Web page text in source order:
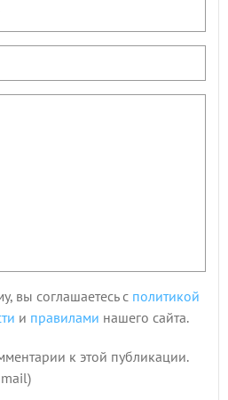
вы соглашаетесь с политикой
и правилами нашего сайта.
к этой публикации.